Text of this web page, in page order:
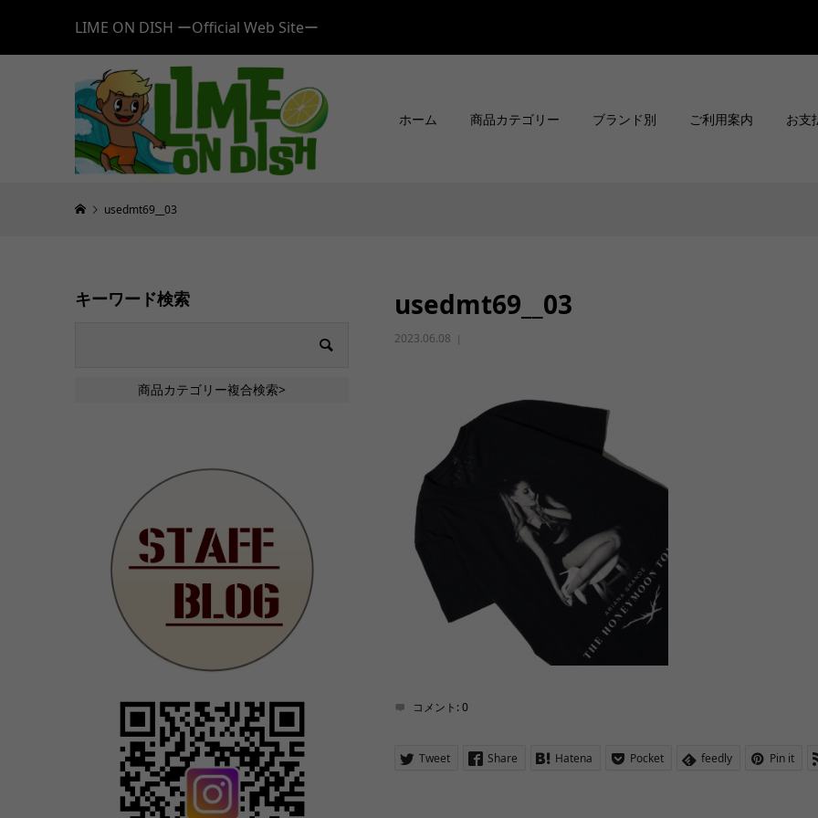
LIME ON DISH ーOfficial Web Siteー
ホーム 商品カテゴリー ブランド別 ご利用案内 お支
usedmt69__03
usedmt69__03
2023.06.08
コメント:0
Tweet Share Hatena Pocket feedly Pin it
キーワード検索
商品カテゴリー複合検索>